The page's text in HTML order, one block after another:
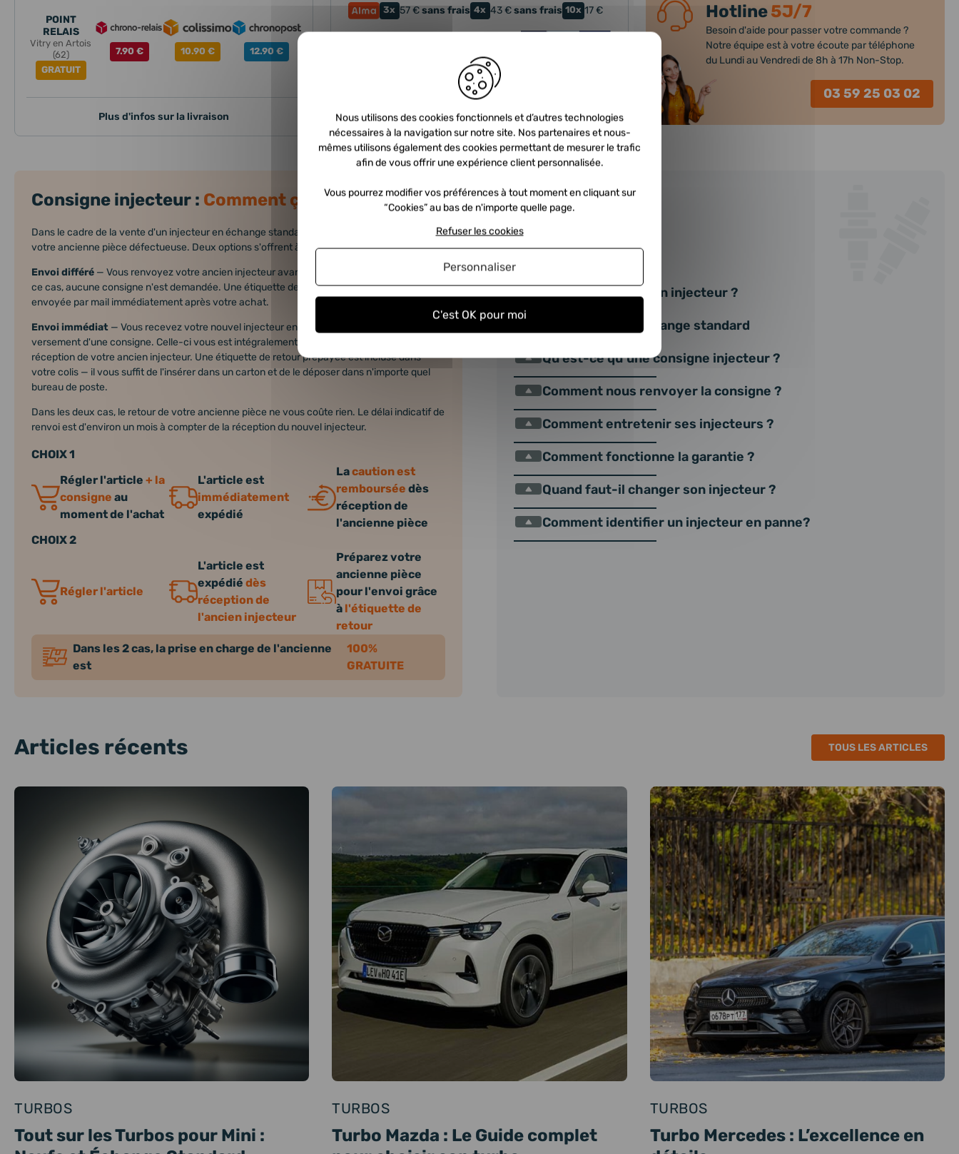
POINT
RELAIS
Vitry en Artois
(62)
GRATUIT
7.90 € 10.90 € 12.90 €
Plus d'infos sur la livraison
3x 57€sans frais 4x 43€sans frais 10x 17€ Hotline5J/7
Besoin d'aide pour passer votre commande ?
Notre équipe est à votre écoute par téléphone
du Lundi au Vendredi de 8h à 17h Non-Stop.
03 59 25 03 02
Consigne injecteur : Comment ça marche ?
Dans le cadre de la vente d'un injecteur en échange standard, vous devez nous retourner
votre ancienne pièce défectueuse. Deux options s'offrent à vous :
Envoi différé — Vous renvoyez votre ancien injecteur avant l'expédition du nouveau. Dans
ce cas, aucune consigne n'est demandée. Une étiquette de retour prépayée vous est
envoyée par mail immédiatement après votre achat.
Envoi immédiat — Vous recevez votre nouvel injecteur en premier, moyennant le
versement d'une consigne. Celle-ci vous est intégralement remboursée dans les 24h à
réception de votre ancien injecteur. Une étiquette de retour prépayée est incluse dans
votre colis — il vous suffit de l'insérer dans un carton et de le déposer dans n'importe quel
bureau de poste.
Dans les deux cas, le retour de votre ancienne pièce ne vous coûte rien. Le délai indicatif de
renvoi est d'environ un mois à compter de la réception du nouvel injecteur.
CHOIX 1
Régler l'article + la
consigne au
moment de l'achat
L'article est
immédiatement
expédié
Lacaution est
remboursée dès
réception de
l'ancienne pièce
CHOIX 2
Régler l'article
L'article est
expédiédès
réception de
l'ancien injecteur
Préparez votre
ancienne pièce
pour l'envoi grâce
à l'étiquette de
retour
Dans les 2 cas, la prise en charge de l'ancienne
est
100%
GRATUITE
Guide d'achat
FAQ INJECTEUR
Comment choisir un injecteur ?
Nos injecteurs échange standard
Qu’est-ce qu’une consigne injecteur ?
Comment nous renvoyer la consigne ?
Comment entretenir ses injecteurs ?
Comment fonctionne la garantie ?
Quand faut-il changer son injecteur ?
Comment identifier un injecteur en panne?
Articles récents TOUS LES ARTICLES
TURBOS
Tout sur les Turbos pour Mini :
TURBOS
Turbo Mazda : Le Guide complet
TURBOS
Turbo Mercedes : L’excellence en
Nous utilisons des cookies fonctionnels et d’autres technologies
nécessaires à la navigation sur notre site. Nos partenaires et nous-
mêmes utilisons également des cookies permettant de mesurer le trafic
afin de vous offrir une expérience client personnalisée.
Vous pourrez modifier vos préférences à tout moment en cliquant sur
“Cookies” au bas de n'importe quelle page.
C'est OK pour moi
Refuser les cookies
Personnaliser